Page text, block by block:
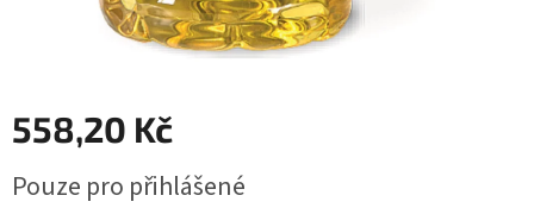
558,20 Kč
cena:
Pouze pro přihlášené